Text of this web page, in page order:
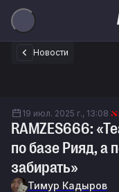
Новости
19 июл. 2025 г., 13:08
RAMZES666:
по базе Рияд, а
забирать»
Тимур Кадыров